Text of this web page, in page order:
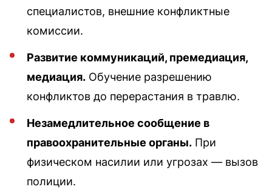
специалистов, внешние конфликтные
комиссии.
Развитие коммуникаций, премедиация,
медиация. Обучение разрешению
конфликтов до перерастания в травлю.
Незамедлительное сообщение в
правоохранительные органы. При
физическом насилии или угрозах — вызов
полиции.